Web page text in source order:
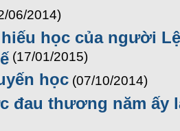
06/2014)
học của người
(17/01/2015)
học (07/10/2014)
đau thương năm ấy